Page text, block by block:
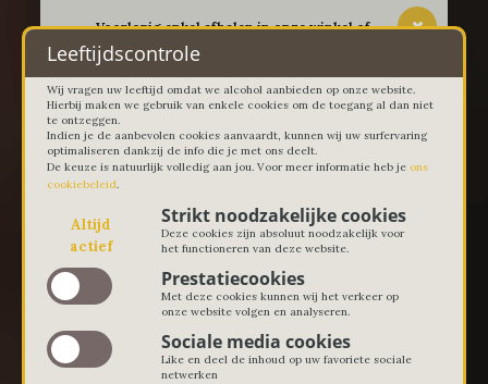
-- Voorlopig enkel afhalen in onze winkel of
thuislevering in Lievegem vanaf 100 euro --
Leeftijdscontrole
Wij vragen uw leeftijd omdat we alcohol aanbieden op onze website.
Hierbij maken we gebruik van enkele cookies om de toegang al dan niet
te ontzeggen.
Indien je de aanbevolen cookies aanvaardt, kunnen wij uw surfervaring
optimaliseren dankzij de info die je met ons deelt.
De keuze is natuurlijk volledig aan jou. Voor meer informatie heb je ons
cookiebeleid.
Altijd
actief
Strikt noodzakelijke cookies
Deze cookies zijn absoluut noodzakelijk voor
het functioneren van deze website.
Prestatiecookies
Met deze cookies kunnen wij het verkeer op
onze website volgen en analyseren.
Sociale media cookies
Like en deel de inhoud op uw favoriete sociale
netwerken